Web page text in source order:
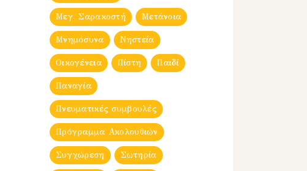
Μεγ. Σαρακοστή Μετάνοια
Μνημόσυνα Νηστεία
Οικογένεια Πίστη Παιδί
Παναγία
Πνευματικές συμβουλές
Πρόγραμμα Ακολουθιών
Συγχώρεση Σωτηρία